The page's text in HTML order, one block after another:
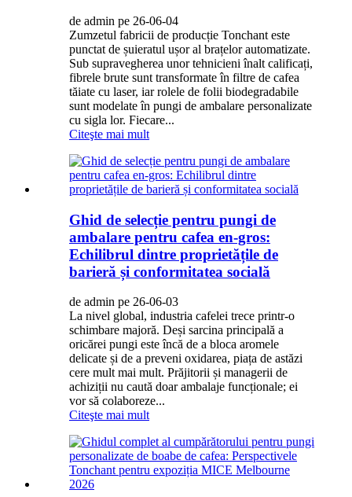
de admin pe 26-06-04
Zumzetul fabricii de producție Tonchant este
punctat de șuieratul ușor al brațelor automatizate.
Sub supravegherea unor tehnicieni înalt calificați,
fibrele brute sunt transformate în filtre de cafea
tăiate cu laser, iar rolele de folii biodegradabile
sunt modelate în pungi de ambalare personalizate
cu sigla lor. Fiecare...
Citeşte mai mult
Ghid de selecție pentru pungi de
ambalare pentru cafea en-gros:
Echilibrul dintre proprietățile de
barieră și conformitatea socială
de admin pe 26-06-03
La nivel global, industria cafelei trece printr-o
schimbare majoră. Deși sarcina principală a
oricărei pungi este încă de a bloca aromele
delicate și de a preveni oxidarea, piața de astăzi
cere mult mai mult. Prăjitorii și managerii de
achiziții nu caută doar ambalaje funcționale; ei
vor să colaboreze...
Citeşte mai mult